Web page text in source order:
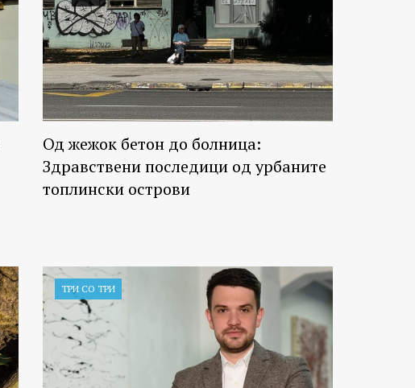
Од жежок бетон до болница:
Здравствени последици од урбаните
топлински острови
ТРИ СО ТРИ